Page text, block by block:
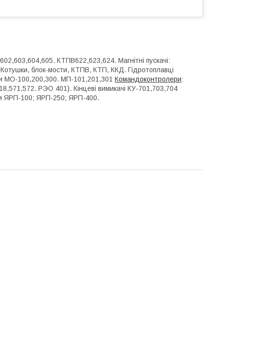
КТПВ622,623,624. Магнітні пускачі:
блок-мости, КТПВ, КТП, ККД. Гідротоплавці
МО-100,200,300. МП-101,201,301 Командоконтролери:
РЭО 401). Кінцеві вимикачі КУ-701,703,704
ЯРП-100; ЯРП-250; ЯРП-400.